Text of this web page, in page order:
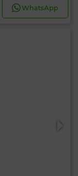
WhatsApp